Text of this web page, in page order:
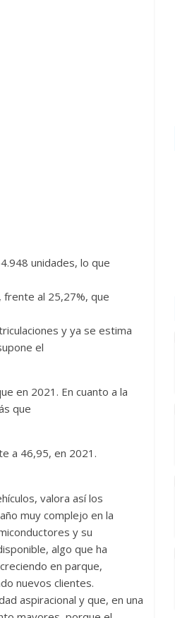
unidades, lo que
frente al 25,27%, que
y ya se estima
el
en 2021. En cuanto a la
que
a 46,95, en 2021.
valora así los
muy complejo en la
y su
algo que ha
en parque,
nuevos clientes.
aspiracional y que, en una